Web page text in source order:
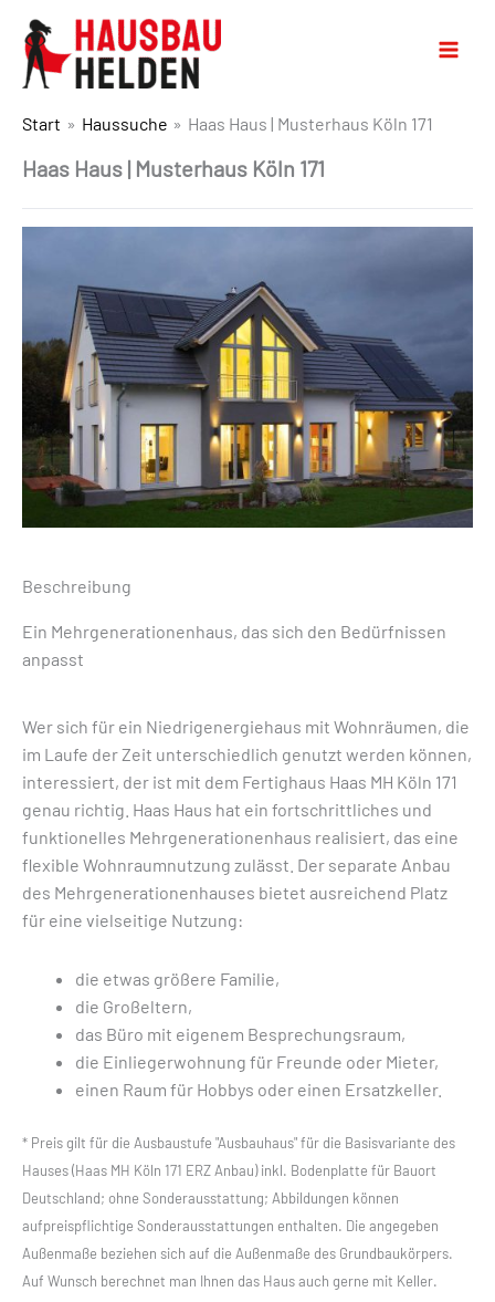
Start Haussuche Haas Haus | Musterhaus Köln 171
Haas Haus | Musterhaus Köln 171
Beschreibung
Ein Mehrgenerationenhaus, das sich den Bedürfnissen
anpasst
Wer sich für ein Niedrigenergiehaus mit Wohnräumen, die
im Laufe der Zeit unterschiedlich genutzt werden können,
interessiert, der ist mit dem Fertighaus Haas MH Köln 171
genau richtig. Haas Haus hat ein fortschrittliches und
funktionelles Mehrgenerationenhaus realisiert, das eine
flexible Wohnraumnutzung zulässt. Der separate Anbau
des Mehrgenerationenhauses bietet ausreichend Platz
für eine vielseitige Nutzung:
die etwas größere Familie,
die Großeltern,
das Büro mit eigenem Besprechungsraum,
die Einliegerwohnung für Freunde oder Mieter,
einen Raum für Hobbys oder einen Ersatzkeller.
* Preis gilt für die Ausbaustufe "Ausbauhaus" für die Basisvariante des
Hauses (Haas MH Köln 171 ERZ Anbau) inkl. Bodenplatte für Bauort
Deutschland; ohne Sonderausstattung; Abbildungen können
aufpreispflichtige Sonderausstattungen enthalten. Die angegeben
Außenmaße beziehen sich auf die Außenmaße des Grundbaukörpers.
Auf Wunsch berechnet man Ihnen das Haus auch gerne mit Keller.